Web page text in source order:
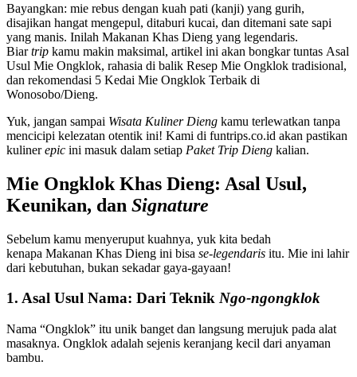
Bayangkan: mie rebus dengan kuah pati (kanji) yang gurih,
disajikan hangat mengepul, ditaburi kucai, dan ditemani sate sapi
yang manis. Inilah Makanan Khas Dieng yang legendaris.
Biartrip kamu makin maksimal, artikel ini akan bongkar tuntas Asal
Usul Mie Ongklok, rahasia di balik Resep Mie Ongklok tradisional,
dan rekomendasi 5 Kedai Mie Ongklok Terbaik di
Wonosobo/Dieng.
Yuk, jangan sampai Wisata Kuliner Dieng kamu terlewatkan tanpa
mencicipi kelezatan otentik ini! Kami di funtrips.co.id akan pastikan
kulinerepic ini masuk dalam setiap Paket Trip Dieng kalian.
Mie Ongklok Khas Dieng: Asal Usul,
Keunikan, dan Signature
Sebelum kamu menyeruput kuahnya, yuk kita bedah
kenapa Makanan Khas Dieng ini bisa se-legendaris itu. Mie ini lahir
dari kebutuhan, bukan sekadar gaya-gayaan!
1. Asal Usul Nama: Dari Teknik Ngo-ngongklok
Nama “Ongklok” itu unik banget dan langsung merujuk pada alat
masaknya. Ongklok adalah sejenis keranjang kecil dari anyaman
bambu.